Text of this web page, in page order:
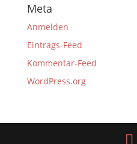
Meta
Anmelden
Eintrags-Feed
Kommentar-Feed
WordPress.org